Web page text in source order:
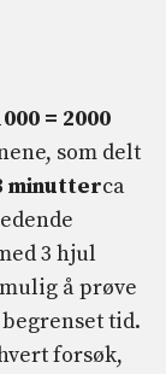
= 2000
som delt
minutterca
3 hjul
å prøve
tid.
forsøk,